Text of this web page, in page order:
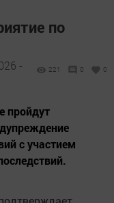
по
-
221 0 0
пройдут
с участием